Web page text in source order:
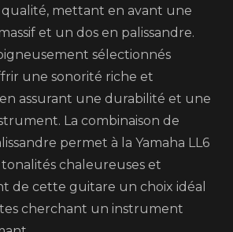
mettant en avant une
et un dos en palissandre.
sélectionnés
une sonorité riche et
assurant une durabilité et une
La combinaison de
permet à la Yamaha LL6
chaleureuses et
de cette guitare un choix idéal
cherchant un instrument